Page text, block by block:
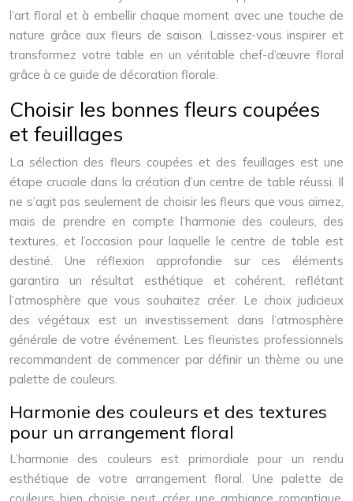
l’art floral et à embellir chaque moment avec une touche de
nature grâce aux fleurs de saison. Laissez-vous inspirer et
transformez votre table en un véritable chef-d’œuvre floral
grâce à ce guide de décoration florale.
Choisir les bonnes fleurs coupées
et feuillages
La sélection des fleurs coupées et des feuillages est une
étape cruciale dans la création d’un centre de table réussi. Il
ne s’agit pas seulement de choisir les fleurs que vous aimez,
mais de prendre en compte l’harmonie des couleurs, des
textures, et l’occasion pour laquelle le centre de table est
destiné. Une réflexion approfondie sur ces éléments
garantira un résultat esthétique et cohérent, reflétant
l’atmosphère que vous souhaitez créer. Le choix judicieux
des végétaux est un investissement dans l’atmosphère
générale de votre événement. Les fleuristes professionnels
recommandent de commencer par définir un thème ou une
palette de couleurs.
Harmonie des couleurs et des textures
pour un arrangement floral
L’harmonie des couleurs est primordiale pour un rendu
esthétique de votre arrangement floral. Une palette de